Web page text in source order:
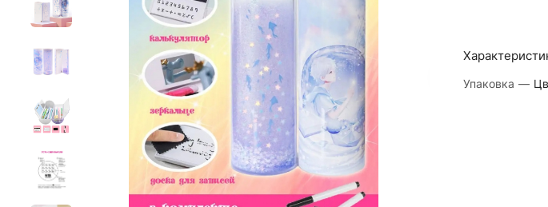
Упаковка —